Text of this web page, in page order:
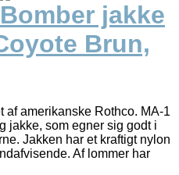
jakke
Brun,
af amerikanske Rothco. MA-1
jakke, som egner sig godt i
Jakken har et kraftigt nylon
Af lommer har